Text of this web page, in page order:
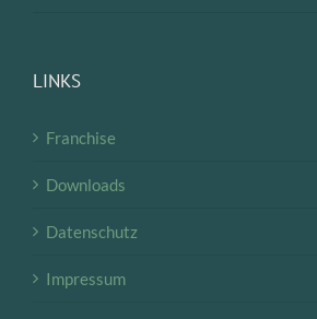
LINKS
Franchise
Downloads
Datenschutz
Impressum